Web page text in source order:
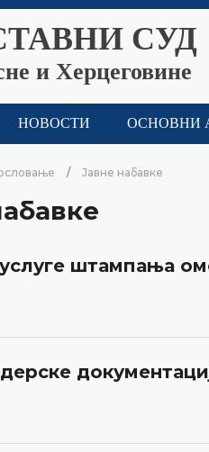
СУД
и Херцеговине
НОВОСТИ ОСНОВНИ
Јавне набавке
штампања